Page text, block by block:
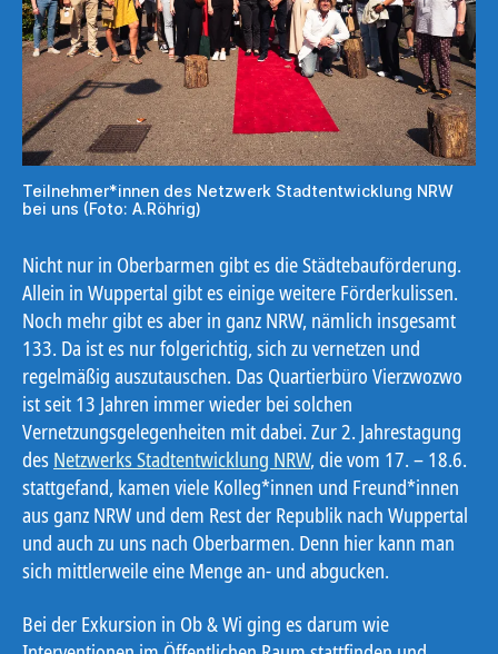
Teilnehmer*innen des Netzwerk Stadtentwicklung NRW
bei uns (Foto: A.Röhrig)
Nicht nur in Oberbarmen gibt es die Städtebauförderung.
Allein in Wuppertal gibt es einige weitere Förderkulissen.
Noch mehr gibt es aber in ganz NRW, nämlich insgesamt
133. Da ist es nur folgerichtig, sich zu vernetzen und
regelmäßig auszutauschen. Das Quartierbüro Vierzwozwo
ist seit 13 Jahren immer wieder bei solchen
Vernetzungsgelegenheiten mit dabei. Zur 2. Jahrestagung
des Netzwerks Stadtentwicklung NRW, die vom 17. – 18.6.
stattgefand, kamen viele Kolleg*innen und Freund*innen
aus ganz NRW und dem Rest der Republik nach Wuppertal
und auch zu uns nach Oberbarmen. Denn hier kann man
sich mittlerweile eine Menge an- und abgucken.
Bei der Exkursion in Ob & Wi ging es darum wie